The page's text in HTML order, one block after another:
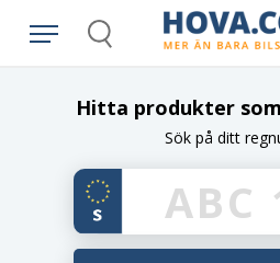
Search
Hitta produkter
Sök på ditt